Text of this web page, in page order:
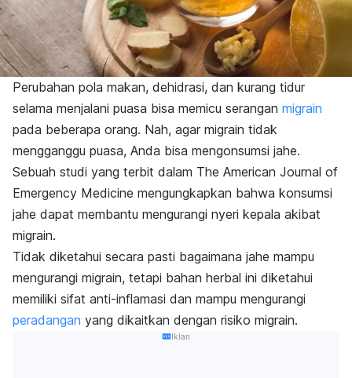
Perubahan pola makan, dehidrasi, dan kurang tidur
selama menjalani puasa bisa memicu serangan migrain
pada beberapa orang. Nah, agar migrain tidak
mengganggu puasa, Anda bisa mengonsumsi jahe.
Sebuah studi yang terbit dalam The American Journal of
Emergency Medicine mengungkapkan bahwa konsumsi
jahe dapat membantu mengurangi nyeri kepala akibat
migrain.
Tidak diketahui secara pasti bagaimana jahe mampu
mengurangi migrain, tetapi bahan herbal ini diketahui
memiliki sifat anti-inflamasi dan mampu mengurangi
peradangan yang dikaitkan dengan risiko migrain.
Iklan